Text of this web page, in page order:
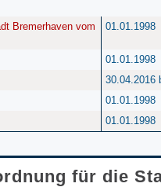
Bremerhaven vom
01.01.1998
01.01.1998
30.04.2016
01.01.1998
01.01.1998
für die